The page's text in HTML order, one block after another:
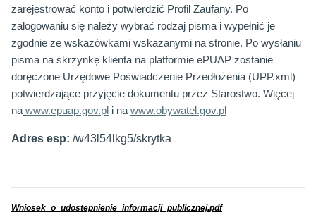
zarejestrować konto i potwierdzić Profil Zaufany. Po
zalogowaniu się należy wybrać rodzaj pisma i wypełnić je
zgodnie ze wskazówkami wskazanymi na stronie. Po wysłaniu
pisma na skrzynkę klienta na platformie ePUAP zostanie
doręczone Urzędowe Poświadczenie Przedłożenia (UPP.xml)
potwierdzające przyjęcie dokumentu przez Starostwo. Więcej
na www.epuap.gov.pl i na www.obywatel.gov.pl
Adres esp: /w43l54lkg5/skrytka
Wniosek_o_udostepnienie_informacji_publicznej.pdf